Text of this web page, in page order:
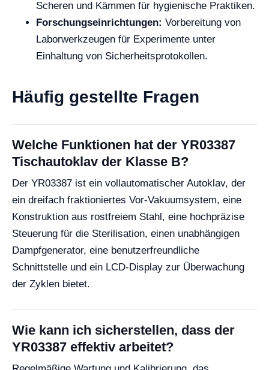
Scheren und Kämmen für hygienische Praktiken.
Forschungseinrichtungen: Vorbereitung von
Laborwerkzeugen für Experimente unter
Einhaltung von Sicherheitsprotokollen.
Häufig gestellte Fragen
Welche Funktionen hat der YR03387
Tischautoklav der Klasse B?
Der YR03387 ist ein vollautomatischer Autoklav, der
ein dreifach fraktioniertes Vor-Vakuumsystem, eine
Konstruktion aus rostfreiem Stahl, eine hochpräzise
Steuerung für die Sterilisation, einen unabhängigen
Dampfgenerator, eine benutzerfreundliche
Schnittstelle und ein LCD-Display zur Überwachung
der Zyklen bietet.
Wie kann ich sicherstellen, dass der
YR03387 effektiv arbeitet?